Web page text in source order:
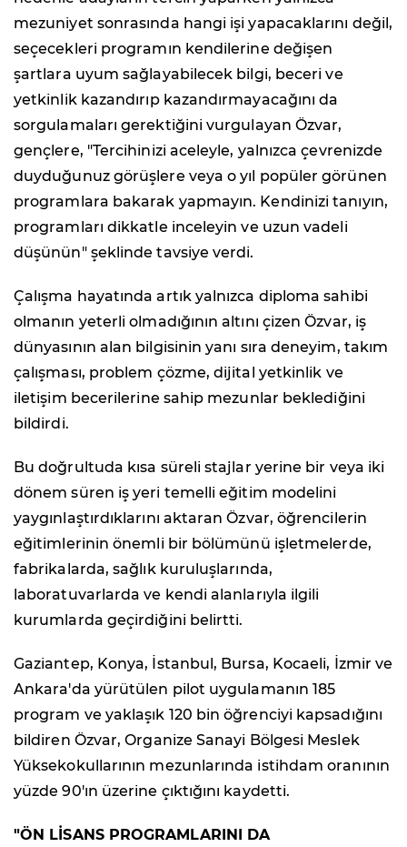
mezuniyet sonrasında hangi işi yapacaklarını değil,
seçecekleri programın kendilerine değişen
şartlara uyum sağlayabilecek bilgi, beceri ve
yetkinlik kazandırıp kazandırmayacağını da
sorgulamaları gerektiğini vurgulayan Özvar,
gençlere, "Tercihinizi aceleyle, yalnızca çevrenizde
duyduğunuz görüşlere veya o yıl popüler görünen
programlara bakarak yapmayın. Kendinizi tanıyın,
programları dikkatle inceleyin ve uzun vadeli
düşünün" şeklinde tavsiye verdi.
Çalışma hayatında artık yalnızca diploma sahibi
olmanın yeterli olmadığının altını çizen Özvar, iş
dünyasının alan bilgisinin yanı sıra deneyim, takım
çalışması, problem çözme, dijital yetkinlik ve
iletişim becerilerine sahip mezunlar beklediğini
bildirdi.
Bu doğrultuda kısa süreli stajlar yerine bir veya iki
dönem süren iş yeri temelli eğitim modelini
yaygınlaştırdıklarını aktaran Özvar, öğrencilerin
eğitimlerinin önemli bir bölümünü işletmelerde,
fabrikalarda, sağlık kuruluşlarında,
laboratuvarlarda ve kendi alanlarıyla ilgili
kurumlarda geçirdiğini belirtti.
Gaziantep, Konya, İstanbul, Bursa, Kocaeli, İzmir ve
Ankara'da yürütülen pilot uygulamanın 185
program ve yaklaşık 120 bin öğrenciyi kapsadığını
bildiren Özvar, Organize Sanayi Bölgesi Meslek
Yüksekokullarının mezunlarında istihdam oranının
yüzde 90'ın üzerine çıktığını kaydetti.
"ÖN LİSANS PROGRAMLARINI DA